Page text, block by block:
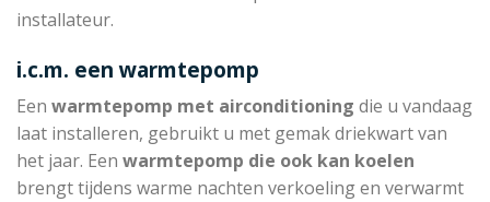
installateur.
i.c.m. een warmtepomp
Een warmtepomp met airconditioning die u vandaag
laat installeren, gebruikt u met gemak driekwart van
het jaar. Een warmtepomp die ook kan koelen
brengt tijdens warme nachten verkoeling en verwarmt